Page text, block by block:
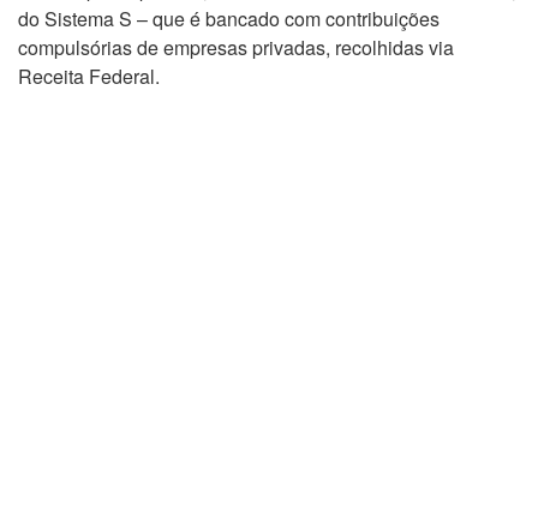
do Sistema S – que é bancado com contribuições
compulsórias de empresas privadas, recolhidas via
Receita Federal.